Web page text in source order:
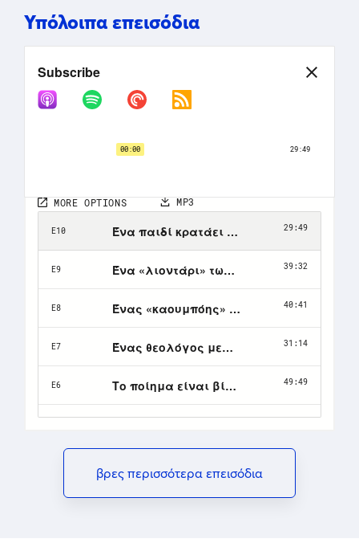
Υπόλοιπα επεισόδια
βρες περισσότερα επεισόδια